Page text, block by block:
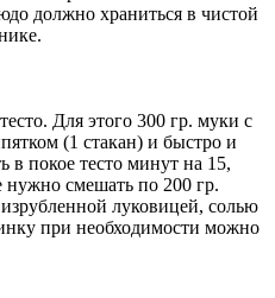
должно храниться в чистой
Для этого 300 гр. муки с
(1 стакан) и быстро и
в покое тесто минут на 15,
нужно смешать по 200 гр.
луковицей, солью
при необходимости можно